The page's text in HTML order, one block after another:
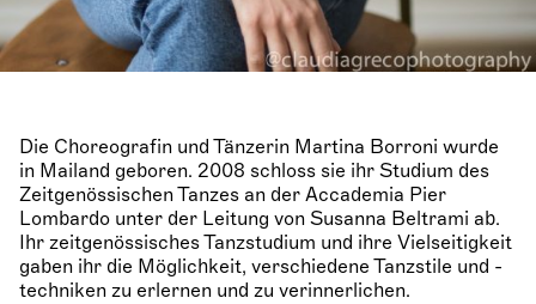
Die Choreografin und Tänzerin Martina Borroni wurde
in Mailand geboren. 2008 schloss sie ihr Studium des
Zeitgenössischen Tanzes an der Accademia Pier
Lombardo unter der Leitung von Susanna Beltrami ab.
Ihr zeitgenössisches Tanzstudium und ihre Vielseitigkeit
gaben ihr die Möglichkeit, verschiedene Tanzstile und -
techniken zu erlernen und zu verinnerlichen.